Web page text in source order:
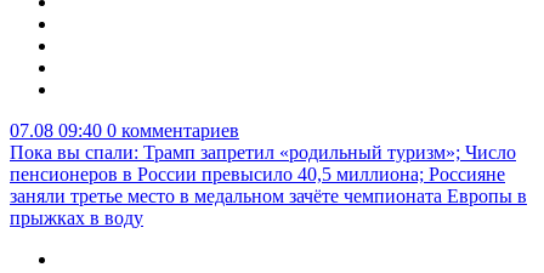
07.08 09:40 0 комментариев
Пока вы спали: Трамп запретил «родильный туризм»; Число
пенсионеров в России превысило 40,5 миллиона; Россияне
заняли третье место в медальном зачёте чемпионата Европы в
прыжках в воду